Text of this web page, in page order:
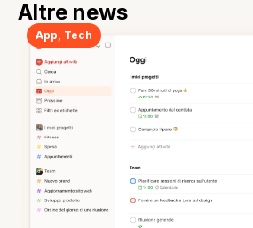
Altre news
App, Tech